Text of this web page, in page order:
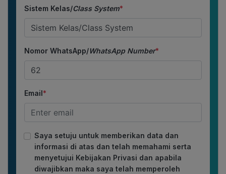
Sistem Kelas/Class System*
Nomor WhatsApp/WhatsApp Number*
Email*
Saya setuju untuk memberikan data dan
informasi di atas dan telah memahami serta
menyetujui Kebijakan Privasi dan apabila
diwajibkan maka saya telah memperoleh